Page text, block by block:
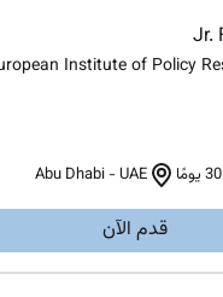
Jr.
Institute of Policy
Abu Dhabi -UAE
قدم الآن